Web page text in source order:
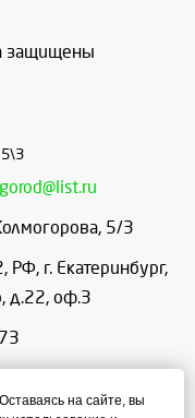
защищены
5\3
5/3
г. Екатеринбург,
д.22, оф.3
на сайте, вы